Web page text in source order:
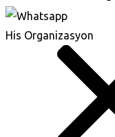
His Organizasyon